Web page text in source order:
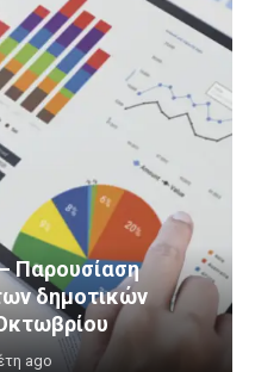
Παρουσίαση
δημοτικών
ago